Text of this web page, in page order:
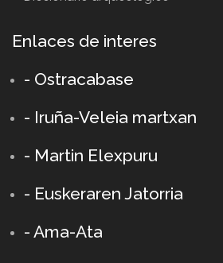
Enlaces de interes
- Ostracabase
- Iruña-Veleia martxan
- Martin Elexpuru
- Euskeraren Jatorria
- Ama-Ata